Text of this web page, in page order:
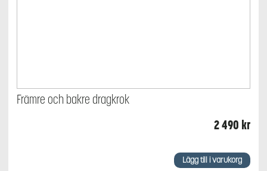
Främre och bakre dragkrok
2 490 kr
Lägg till i varukorg